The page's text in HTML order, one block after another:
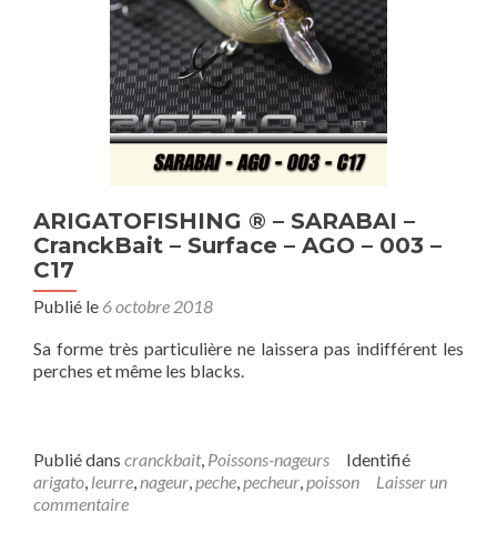
ARIGATOFISHING ® – SARABAI –
CranckBait – Surface – AGO – 003 –
C17
Publié le 6 octobre 2018
Sa forme très particulière ne laissera pas indifférent les
perches et même les blacks.
Publié dans cranckbait, Poissons-nageurs
Identifié
arigato, leurre,nageur,peche,pecheur,poisson
Laisser un
commentaire